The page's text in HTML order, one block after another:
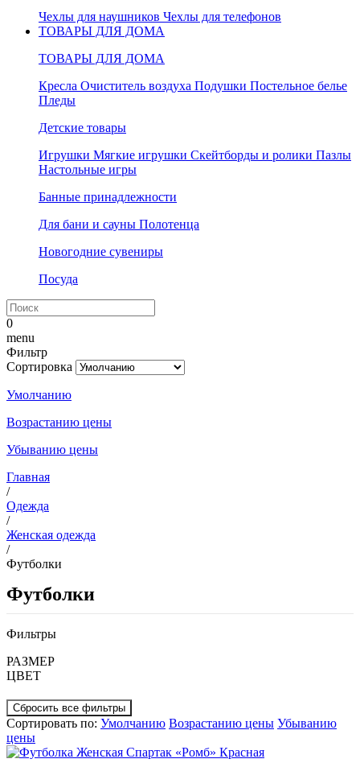
Чехлы для наушников Чехлы для телефонов
ТОВАРЫ ДЛЯ ДОМА
ТОВАРЫ ДЛЯ ДОМА
Кресла Очиститель воздуха Подушки Постельное белье
Пледы
Детские товары
Игрушки Мягкие игрушки Скейтборды и ролики Пазлы
Настольные игры
Банные принадлежности
Для бани и сауны Полотенца
Новогодние сувениры
Посуда
0
menu
Фильтр
Сортировка
Умолчанию
Возрастанию цены
Убыванию цены
Главная
/
Одежда
/
Женская одежда
/
Футболки
Футболки
Фильтры
РАЗМЕР
ЦВЕТ
Сортировать по: Умолчанию Возрастанию цены Убыванию
цены